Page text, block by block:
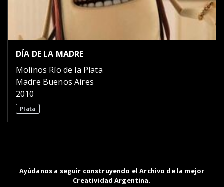
DÍA DE LA MADRE
Molinos Río de la Plata
Madre Buenos Aires
2010
Plata
Ayúdanos a seguir construyendo el Archivo de la mejor
Creatividad Argentina.